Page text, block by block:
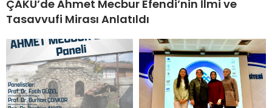
ÇAKÜ’de Ahmet Mecbur Efendi’nin İlmi ve
Tasavvufi Mirası Anlatıldı